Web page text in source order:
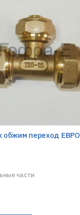
обжим переход ЕВРО
части